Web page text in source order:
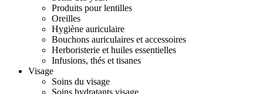
Produits pour lentilles
Oreilles
Hygiène auriculaire
Bouchons auriculaires et accessoires
Herboristerie et huiles essentielles
Infusions, thés et tisanes
Visage
Soins du visage
Soins hydratants visage